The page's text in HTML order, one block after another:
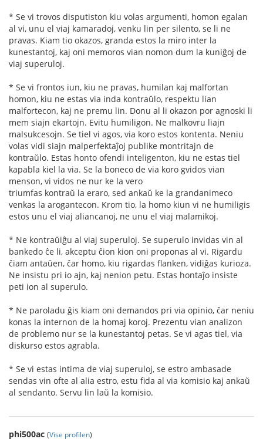
* Se vi trovos disputiston kiu volas argumenti, homon egalan
al vi, unu el viaj kamaradoj, venku lin per silento, se li ne
pravas. Kiam tio okazos, granda estos la miro inter la
kunestantoj, kaj oni memoros vian nomon dum la kuniĝoj de
viaj superuloj.
* Se vi frontos iun, kiu ne pravas, humilan kaj malfortan
homon, kiu ne estas via inda kontraŭlo, respektu lian
malfortecon, kaj ne premu lin. Donu al li okazon por agnoski li
mem siajn ekartojn. Evitu humiligon. Ne malkovru liajn
malsukcesojn. Se tiel vi agos, via koro estos kontenta. Neniu
volas vidi siajn malperfektaĵoj publike montritajn de
kontraŭlo. Estas honto ofendi inteligenton, kiu ne estas tiel
kapabla kiel la via. Se la boneco de via koro gvidos vian
menson, vi vidos ne nur ke la vero
triumfas kontraŭ la eraro, sed ankaŭ ke la grandanimeco
venkas la arogantecon. Krom tio, la homo kiun vi ne humiligis
estos unu el viaj aliancanoj, ne unu el viaj malamikoj.
* Ne kontraŭiĝu al viaj superuloj. Se superulo invidas vin al
bankedo ĉe li, akceptu ĉion kion oni proponas al vi. Rigardu
ĉiam antaŭen, ĉar homo, kiu rigardas flanken, vidiĝas kurioza.
Ne insistu pri io ajn, kaj nenion petu. Estas hontaĵo insiste
peti ion al superulo.
* Ne paroladu ĝis kiam oni demandos pri via opinio, ĉar neniu
konas la internon de la homaj koroj. Prezentu vian analizon
de problemo nur se la kunestantoj petas. Se vi agas tiel, via
diskurso estos agrabla.
* Se vi estas intima de viaj superuloj, se estro ambasade
sendas vin ofte al alia estro, estu fida al via komisio kaj ankaŭ
al sendanto. Servu lin laŭ la komisio.
phi500ac (Vise profilen)